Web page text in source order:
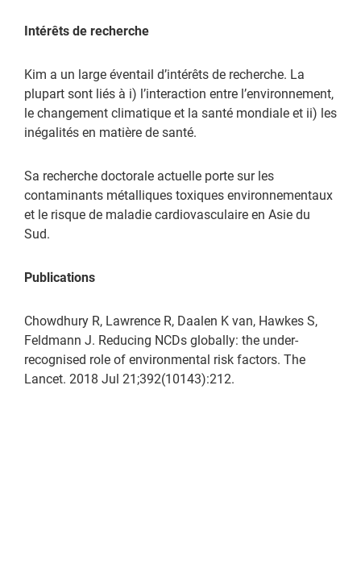
Intérêts de recherche
Kim a un large éventail d’intérêts de recherche. La
plupart sont liés à i) l’interaction entre l’environnement,
le changement climatique et la santé mondiale et ii) les
inégalités en matière de santé.
Sa recherche doctorale actuelle porte sur les
contaminants métalliques toxiques environnementaux
et le risque de maladie cardiovasculaire en Asie du
Sud.
Publications
Chowdhury R, Lawrence R, Daalen K van, Hawkes S,
Feldmann J. Reducing NCDs globally: the under-
recognised role of environmental risk factors. The
Lancet. 2018 Jul 21;392(10143):212.